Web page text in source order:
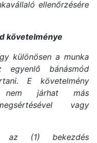
ellenőrzésére
követelménye
különösen a munka
egyenlő bánásmód
E követelmény
nem járhat más
vagy
az (1) bekezdés